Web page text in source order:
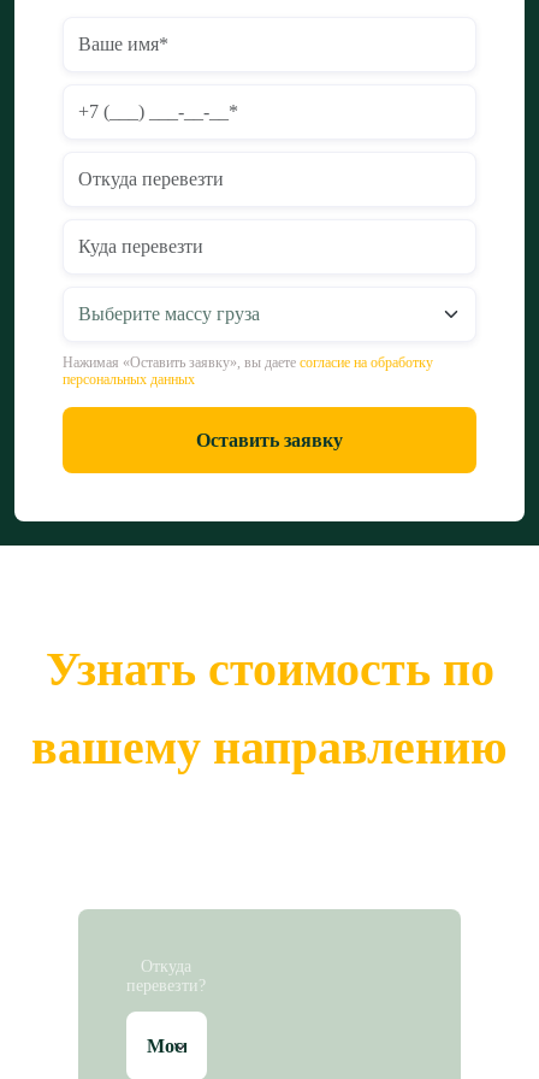
Нажимая «Оставить заявку», вы даете согласие на обработку
персональных данных
Оставить заявку
Узнать стоимость по
вашему направлению
Откуда
перевезти?